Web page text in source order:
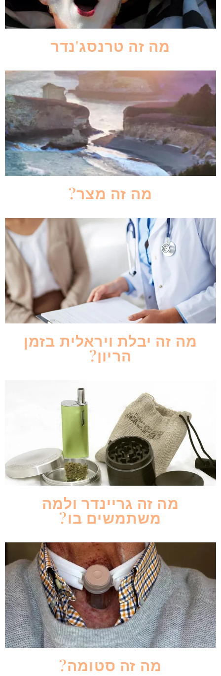
מה זה טרנסג'נדר
מה זה מצר?
מה זה יבלת ויראלית בזמן
הריון?
מה זה גריינדר ולמה
משתמשים בו?
מה זה סטומה?